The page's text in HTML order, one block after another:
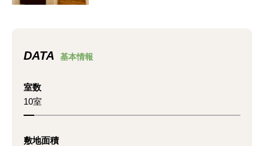
DATA 基本情報
室数
10室
敷地面積